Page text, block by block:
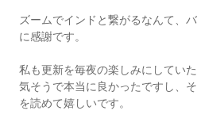
ズームでインドと繋がるなんて、
に感謝です。
私も更新を毎夜の楽しみにしてい
気そうで本当に良かったですし、
を読めて嬉しいです。